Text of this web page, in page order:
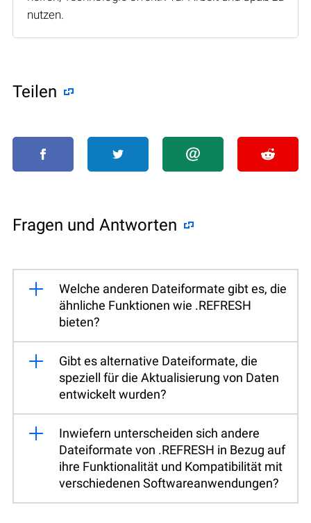
nutzen.
Teilen
Fragen und Antworten
Welche anderen Dateiformate gibt es, die
ähnliche Funktionen wie .REFRESH
bieten?
Gibt es alternative Dateiformate, die
speziell für die Aktualisierung von Daten
entwickelt wurden?
Inwiefern unterscheiden sich andere
Dateiformate von .REFRESH in Bezug auf
ihre Funktionalität und Kompatibilität mit
verschiedenen Softwareanwendungen?